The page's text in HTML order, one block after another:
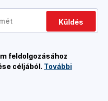
Küldés
feldolgozásához
céljából. További